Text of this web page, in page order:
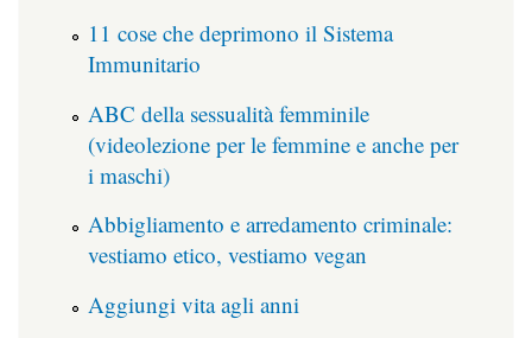
11 cose che deprimono il Sistema
Immunitario
ABC della sessualità femminile
(videolezione per le femmine e anche per
i maschi)
Abbigliamento e arredamento criminale:
vestiamo etico, vestiamo vegan
Aggiungi vita agli anni